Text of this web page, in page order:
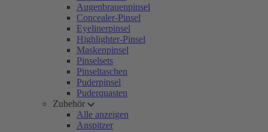
Augenbrauenpinsel
Concealer-Pinsel
Eyelinerpinsel
Highlighter-Pinsel
Maskenpinsel
Pinselsets
Pinseltaschen
Puderpinsel
Puderquasten
Zubehör
Alle anzeigen
Anspitzer